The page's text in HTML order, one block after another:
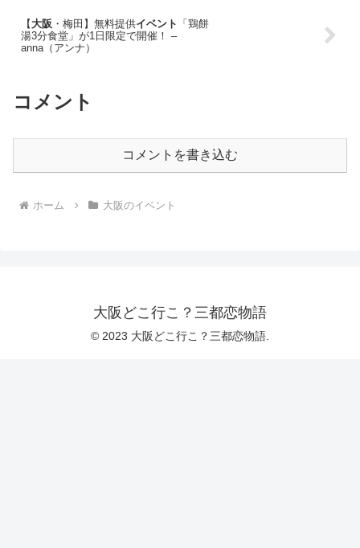
【大阪 ・梅田】無料提供イベント 「鶏餅
湯3分食堂」が1日限定で開催！ –
anna（アンナ）
コメント
コメントを書き込む
ホーム 大阪のイベント
大阪どこ行こ？三都恋物語
© 2023 大阪どこ行こ？三都恋物語.